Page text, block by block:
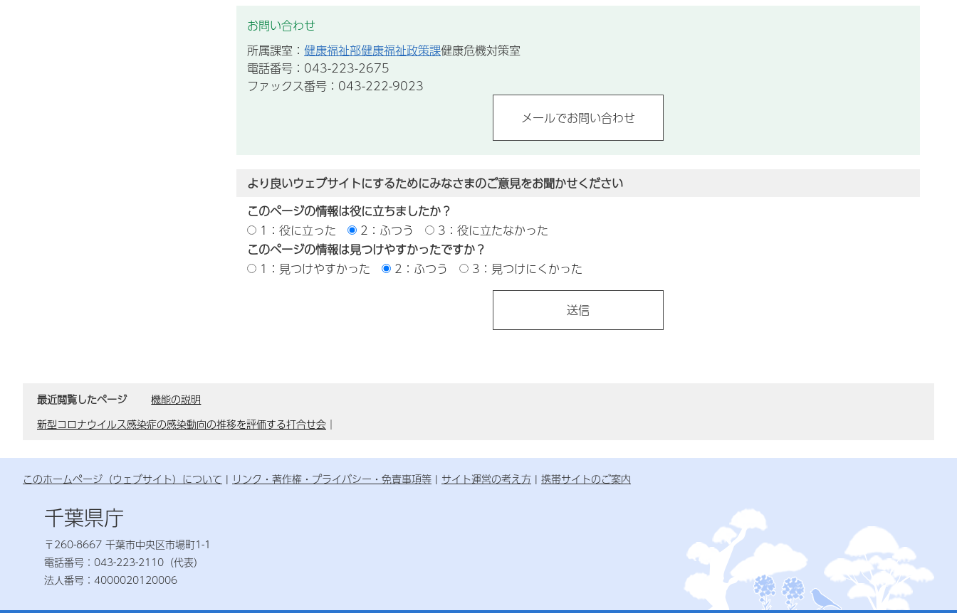
お問い合わせ
所属課室： 健康福祉部健康福祉政策課健康危機対策室
電話番号：043-223-2675
ファックス番号：043-222-9023
より良いウェブサイトにするためにみなさまのご意見をお聞かせください
このページの情報は役に立ちましたか？
1：役に立った
2：ふつう
3：役に立たなかった
このページの情報は見つけやすかったですか？
1：見つけやすかった
2：ふつう 3：見つけにくかった
最近閲覧したページ
機能の説明
新型コロナウイルス感染症の感染動向の推移を評価する打合せ会 ｜
このホームページ（ウェブサイト）について リンク・著作権・プライバシー・免責事項等 サイト運営の考え方 携帯サイトのご案内
千葉県庁
〒260-8667 千葉市中央区市場町1-1
電話番号：043-223-2110（代表）
法人番号：4000020120006